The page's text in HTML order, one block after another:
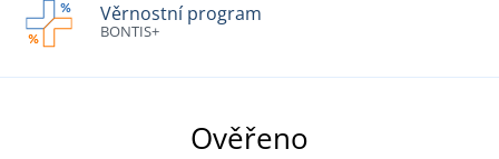
Věrnostní program
BONTIS+
Ověřeno